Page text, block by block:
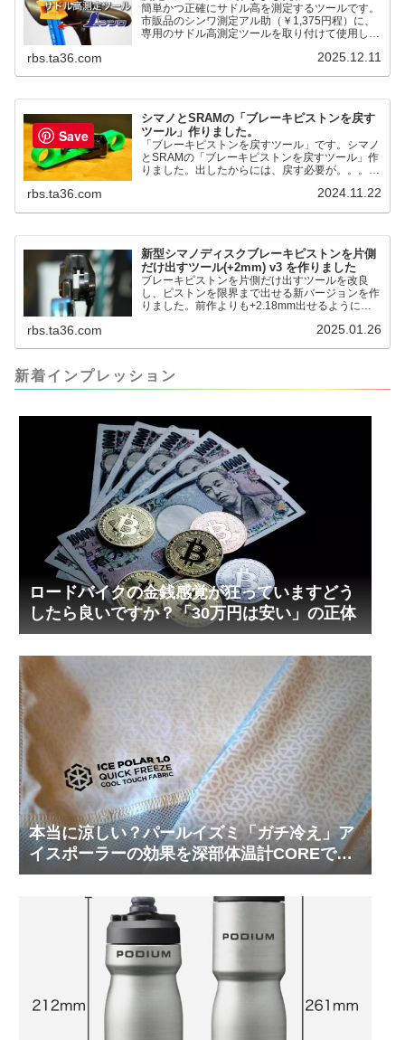
簡単かつ正確にサドル高を測定するツールです。
市販品のシンワ測定アル助（￥1,375円程）に、
専用のサドル高測定ツールを取り付けて使用しま
るようになりました。シンワ測定(Shinwa
Sokutei)￥1,375Amazon.c...
rbs.ta36.com 2025.12.11
シマノとSRAMの「ブレーキピストンを戻す
ツール」作りました。
「ブレーキピストンを戻すツール」です。シマノ
とSRAMの「ブレーキピストンを戻すツール」作
りました。出したからには、戻す必要が。。。で
だと。。。▶「ブレーキピストンを戻すツール」
るのかというと、出ているピス...
rbs.ta36.com 2024.11.22
新型シマノディスクブレーキピストンを片側
だけ出すツール(+2mm) v3 を作りました
ブレーキピストンを片側だけ出すツールを改良
し、ピストンを限界まで出せる新バージョンを作
りました。前作よりも+2.18mm出せるようにな
って、オイル漏れするまで試しました。最も安全
ましたが、ギリギリまで攻めてますのでピストン
内部の汚れをさらに掃除できると思います。前作
rbs.ta36.com 2025.01.26
新着インプレッション
ロードバイクの金銭感覚が狂っていますどう
したら良いですか？「30万円は安い」の正体
本当に涼しい？パールイズミ「ガチ冷え」ア
イスポーラーの効果を深部体温計COREで測
ってみた
Save